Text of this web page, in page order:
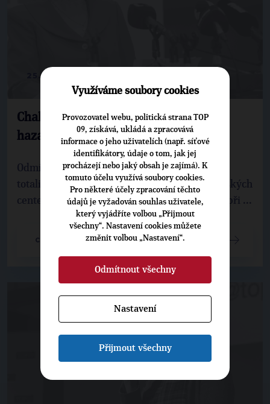
25. 8. 2017
Chalánková: S životem dětí se nesmí
hazardovat
Odmítám návrhy na automatický a vpravdě
totalitní zákaz umisťování malých dětí do dětských
center. Tyto návrhy by v předložené podobě a při ...
CELÝ ČLÁNEK
Využíváme soubory cookies
Provozovatel webu, politická strana TOP
09, získává, ukládá a zpracovává
informace o jeho uživatelích (např. síťové
identifikátory, údaje o tom, jak jej
procházejí nebo jaký obsah je zajímá). K
tomuto účelu využívá soubory cookies.
Pro některé účely zpracování těchto
údajů je vyžadován souhlas uživatele,
který vyjádříte volbou „Přijmout
všechny“. Nastavení cookies můžete
změnit volbou „Nastavení“.
Odmítnout všechny
Nastavení
Přijmout všechny